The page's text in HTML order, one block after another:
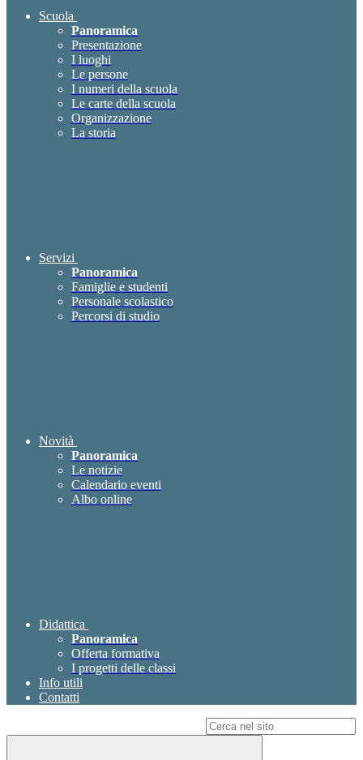
Scuola
Panoramica
Presentazione
I luoghi
Le persone
I numeri della scuola
Le carte della scuola
Organizzazione
La storia
Servizi
Panoramica
Famiglie e studenti
Personale scolastico
Percorsi di studio
Novità
Panoramica
Le notizie
Calendario eventi
Albo online
Didattica
Panoramica
Offerta formativa
I progetti delle classi
Info utili
Contatti